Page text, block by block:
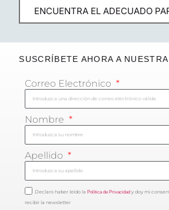
ENCUENTRA EL ADECUADO
SUSCRÍBETE AHORA A
Correo Electrónico
Nombre
Apellido
Declaro haber leído laPolítica de Privacidad y doy mi
recibir la newsletter